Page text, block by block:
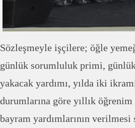
Sözleşmeyle işçilere; öğle
günlük sorumluluk primi,
yakacak yardımı, yılda iki
durumlarına göre yıllık
bayram yardımlarının